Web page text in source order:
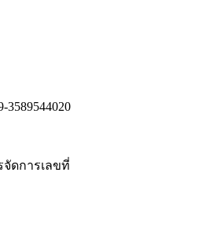
3589544020
จัดการเลขที่